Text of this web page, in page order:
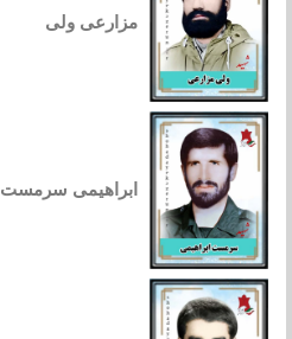
مزارعی ولی
ابراهیمی سرمست